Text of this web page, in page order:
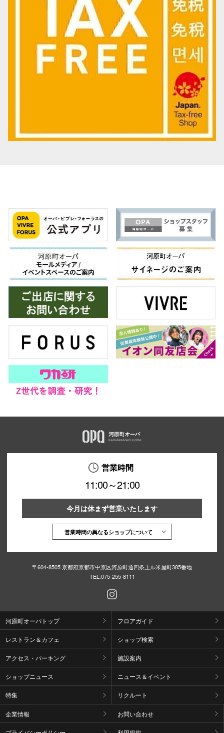
営業時間
11:00～21:00
今月は休まず営業いたします
営業時間の異なるショップについて
〒604-8505 京都府京都市中京区河原町通四条上ル米屋町385番地
TEL:075-255-8111
河原町オーパトップ フロアガイド
レストラン＆カフェ ショップ検索
アクセス・パーキング 施設案内
ショップニュース ニュース＆イベント
特集 リクルート
企業情報 お問い合わせ